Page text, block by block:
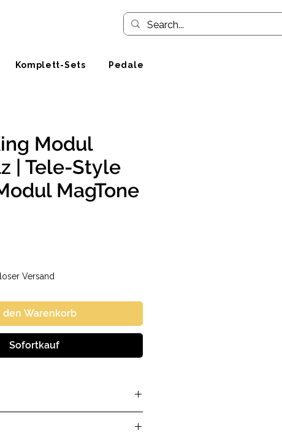
Modul
| Tele-Style
MagTone
Versand
den Warenkorb
Sofortkauf
Komplett-Sets Pedale